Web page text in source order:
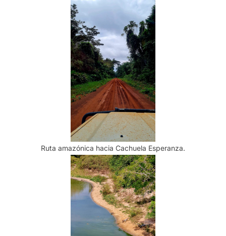
Ruta amazónica hacia Cachuela Esperanza.